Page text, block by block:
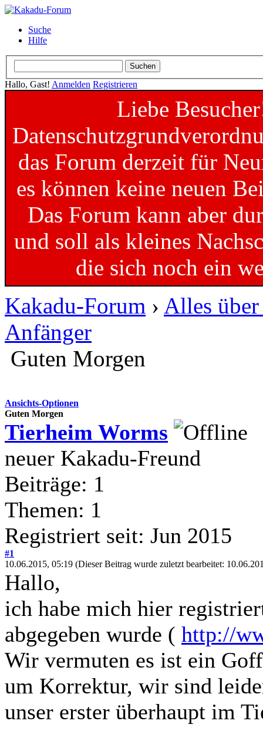
Suche
Hilfe
Hallo, Gast! Anmelden Registrieren
Liebe
das Forum derzeit für
es können keine neuen
Das Forum kann aber
und soll als kleines
die sich noch ein
Kakadu-Forum › Alles
Anfänger
Guten Morgen
Ansichts-Optionen
Guten Morgen
Tierheim Worms
neuer Kakadu-Freund
Beiträge: 1
Themen: 1
Registriert seit: Jun 2015
#1
10.06.2015, 05:19 (Dieser Beitrag wurde zuletzt bearbeitet:
Hallo,
ich habe mich hier
abgegeben wurde ( http://
Wir vermuten es ist ein
um Korrektur, wir sind
unser erster überhaupt im